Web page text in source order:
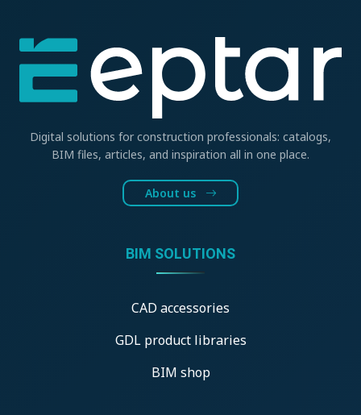
Digital solutions for construction professionals: catalogs,
BIM files, articles, and inspiration all in one place.
About us
BIM SOLUTIONS
CAD accessories
GDL product libraries
BIM shop